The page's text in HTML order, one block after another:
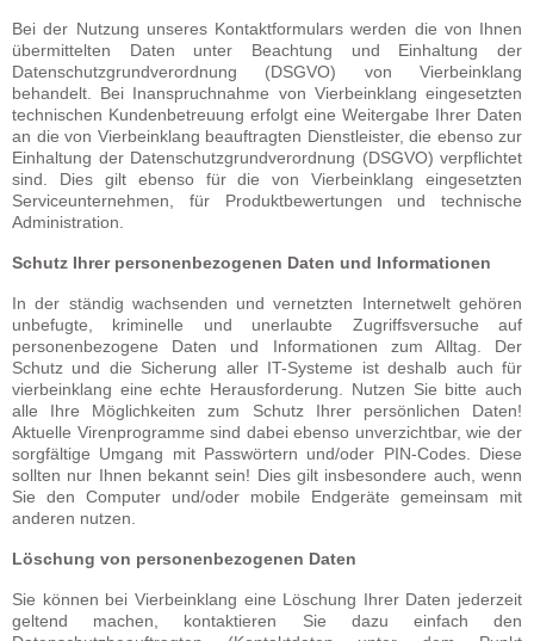
Bei der Nutzung unseres Kontaktformulars werden die von Ihnen
übermittelten Daten unter Beachtung und Einhaltung der
Datenschutzgrundverordnung (DSGVO) von Vierbeinklang
behandelt. Bei Inanspruchnahme von Vierbeinklang eingesetzten
technischen Kundenbetreuung erfolgt eine Weitergabe Ihrer Daten
an die von Vierbeinklang beauftragten Dienstleister, die ebenso zur
Einhaltung der Datenschutzgrundverordnung (DSGVO) verpflichtet
sind. Dies gilt ebenso für die von Vierbeinklang eingesetzten
Serviceunternehmen, für Produktbewertungen und technische
Administration.
Schutz Ihrer personenbezogenen Daten und Informationen
In der ständig wachsenden und vernetzten Internetwelt gehören
unbefugte, kriminelle und unerlaubte Zugriffsversuche auf
personenbezogene Daten und Informationen zum Alltag. Der
Schutz und die Sicherung aller IT-Systeme ist deshalb auch für
vierbeinklang eine echte Herausforderung. Nutzen Sie bitte auch
alle Ihre Möglichkeiten zum Schutz Ihrer persönlichen Daten!
Aktuelle Virenprogramme sind dabei ebenso unverzichtbar, wie der
sorgfältige Umgang mit Passwörtern und/oder PIN-Codes. Diese
sollten nur Ihnen bekannt sein! Dies gilt insbesondere auch, wenn
Sie den Computer und/oder mobile Endgeräte gemeinsam mit
anderen nutzen.
Löschung von personenbezogenen Daten
Sie können bei Vierbeinklang eine Löschung Ihrer Daten jederzeit
geltend machen, kontaktieren Sie dazu einfach den